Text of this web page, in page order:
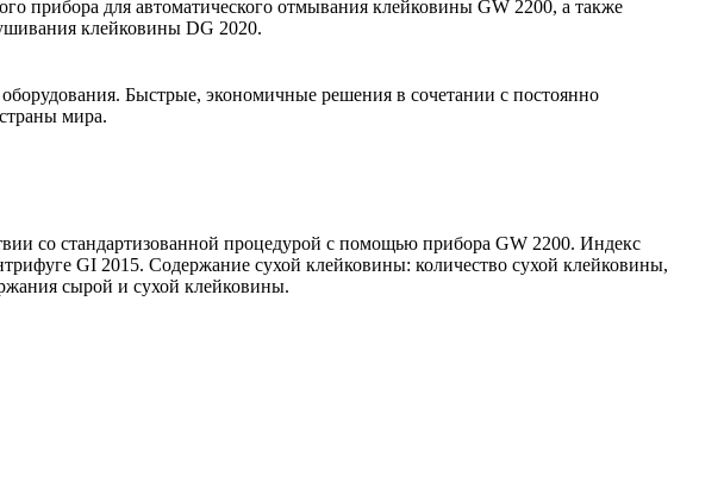
прибора для автоматического отмывания клейковины GW 2200, а также
клейковины DG 2020.
Быстрые, экономичные решения в сочетании с постоянно
мира.
со стандартизованной процедурой с помощью прибора GW 2200. Индекс
GI 2015. Содержание сухой клейковины: количество сухой клейковины,
сырой и сухой клейковины.